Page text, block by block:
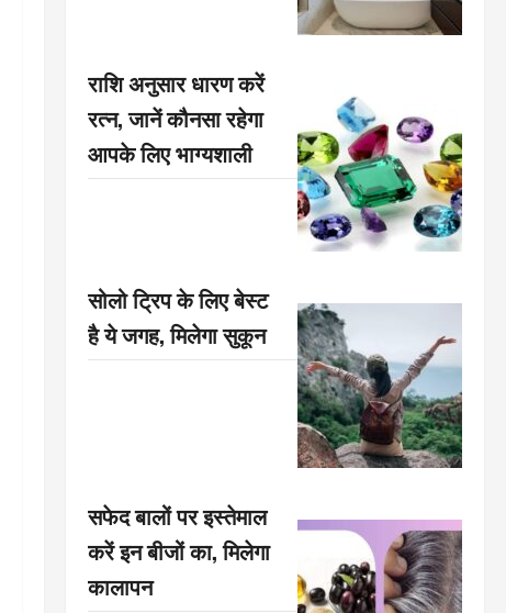
राशि अनुसार धारण करें
रत्न, जानें कौनसा रहेगा
आपके लिए भाग्यशाली
सोलो ट्रिप के लिए बेस्ट
है ये जगह, मिलेगा सुकून
सफेद बालों पर इस्तेमाल
करें इन बीजों का, मिलेगा
कालापन